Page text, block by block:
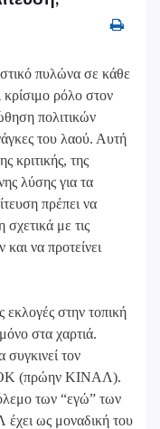
πυλώνα σε κάθε
κρίσιμο ρόλο στον
πολιτικών
του λαού. Αυτή
κριτικής, της
λύσης για τα
πρέπει να
με τις
και να προτείνει
εκλογές στην τοπική
στα χαρτιά.
τον
(πρώην ΚΙΝΑΛ).
των “εγώ” των
ως μοναδική του